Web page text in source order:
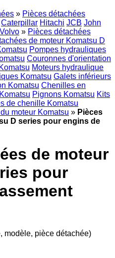
» Pièces détachées
Caterpillar Hitachi JCB John
Volvo » Pièces détachées
de moteur Komatsu D
Pompes hydrauliques
Couronnes d'orientation
Moteurs hydraulique
Komatsu Galets inférieurs
Komatsu Chenilles en
Pignons Komatsu Kits
de chenille Komatsu
moteur Komatsu » Pièces
D series pour engins de
de moteur
pour
modèle, pièce détachée)